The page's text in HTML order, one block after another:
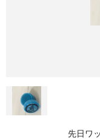
先日ワ